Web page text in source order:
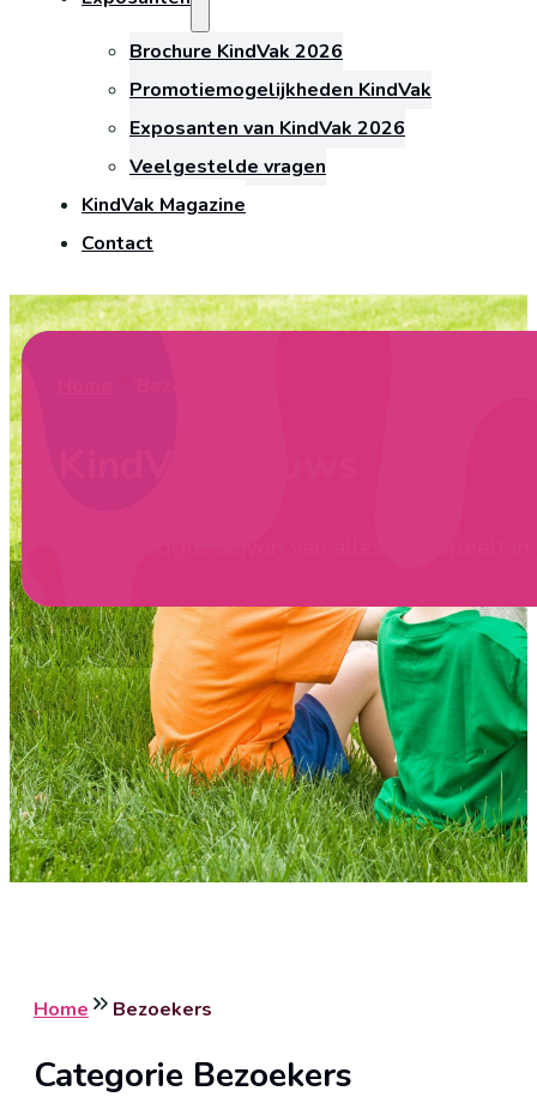
Brochure KindVak 2026
Promotiemogelijkheden KindVak
Exposanten van KindVak 2026
Veelgestelde vragen
KindVak Magazine
Contact
Home Bezoekers
Categorie Bezoekers